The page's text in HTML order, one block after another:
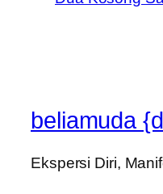
beliamuda
Ekspersi Diri,